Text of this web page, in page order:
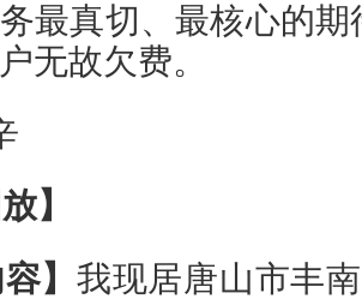
最真切、最核心的
无故欠费。
】
容】我现居唐山市丰